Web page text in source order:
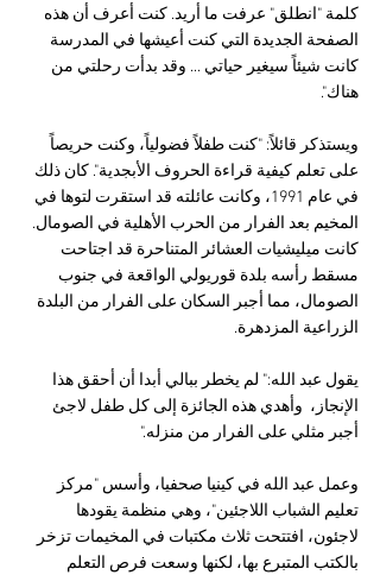
كلمة "انطلق" عرفت ما أريد. كنت أعرف أن هذه
الصفحة الجديدة التي كنت أعيشها في المدرسة
كانت شيئاً سيغير حياتي ... وقد بدأت رحلتي من
هناك".
ويستذكر قائلاً: "كنت طفلاً فضولياً، وكنت حريصاً
على تعلم كيفية قراءة الحروف الأبجدية". كان ذلك
في عام 1991، وكانت عائلته قد استقرت لتوها في
المخيم بعد الفرار من الحرب الأهلية في الصومال.
كانت ميليشيات العشائر المتناحرة قد اجتاحت
مسقط رأسه بلدة قوريولي الواقعة في جنوب
الصومال، مما أجبر السكان على الفرار من البلدة
الزراعية المزدهرة.
يقول عبد الله:" لم يخطر ببالي أبدا أن أحقق هذا
الإنجاز،  وأهدي هذه الجائزة إلى كل طفل لاجئ
أجبر مثلي على الفرار من منزله."
وعمل عبد الله في كينيا صحفيا، وأسس "مركز
تعليم الشباب اللاجئين"، وهي منظمة يقودها
لاجئون، افتتحت ثلاث مكتبات في المخيمات تزخر
بالكتب المتبرع بها، لكنها وسعت فرص التعلم